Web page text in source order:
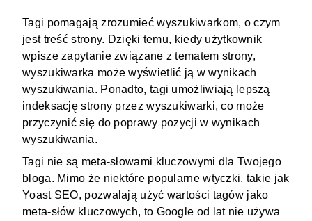
Tagi pomagają zrozumieć wyszukiwarkom, o czym
jest treść strony. Dzięki temu, kiedy użytkownik
wpisze zapytanie związane z tematem strony,
wyszukiwarka może wyświetlić ją w wynikach
wyszukiwania. Ponadto, tagi umożliwiają lepszą
indeksację strony przez wyszukiwarki, co może
przyczynić się do poprawy pozycji w wynikach
wyszukiwania.
Tagi nie są meta-słowami kluczowymi dla Twojego
bloga. Mimo że niektóre popularne wtyczki, takie jak
Yoast SEO, pozwalają użyć wartości tagów jako
meta-słów kluczowych, to Google od lat nie używa